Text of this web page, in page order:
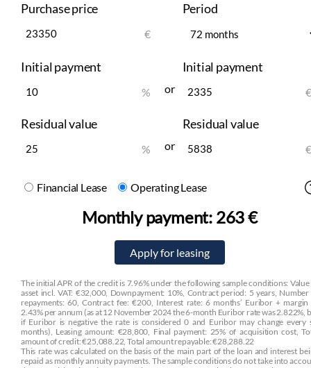
Purchase price
€
Period
Initial payment
% or
Initial payment
€
Residual value
% or
Residual value
€
Financial Lease Operating Lease
Monthly payment: 263 €
The initial APR of the credit is 7.96% under the following sample conditions:
asset incl. VAT: €32,000, Downpayment: 10%, Contract period: 5 years,
repayments: 60, Contract fee: €200, Interest rate: 6 months’ Euribor + margin
2.43% per annum (as at 12 November 2024 the 6-month Euribor rate was 2.822%,
if Euribor is negative the rate is considered 0 and Euribor may change every
months), Leasing amount: €28,800, Final payment: 25% of acquisition cost,
amount of credit: €25,088.22, Total amount repayable: €28,288.22
This rate was calculated on the basis of the main part of the loan and interest
repaid as monthly annuity payments. The sample conditions do not take into